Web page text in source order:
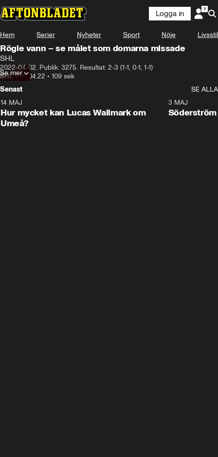
Logga in
Hem Serier Nyheter Sport Nöje Livsstil
Rögle vann – se målet som domarna missade
SHL
2022-04-02. Publik: 3275. Resultat: 2-3 (1-1, 0-1, 1-1)
SHL•02.04.22 • 109 sek
Se mer
Senast
SE ALLA
Plus
14 MAJ
Hur mycket kan Lucas Wallmark om
Umeå?
3 MAJ